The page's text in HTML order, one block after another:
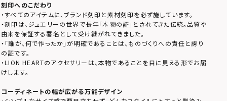
刻印へのこだわり
・すべてのアイテムに、ブランド刻印と素材刻印を必ず施しています。
・刻印は、ジュエリーの世界で長年「本物の証」とされてきた伝統。品質や
由来を保証する署名として受け継がれてきました。
・「誰が、何で作ったか」が明確であることは、ものづくりへの責任と誇り
の証です。
・LION HEARTのアクセサリーは、本物であることを目に見える形でお届
けします。
コーディネートの幅が広がる万能デザイン